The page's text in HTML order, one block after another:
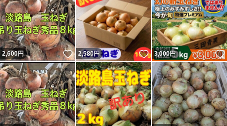
2,600円 いいね！
2,580円 いいね！
3,000円